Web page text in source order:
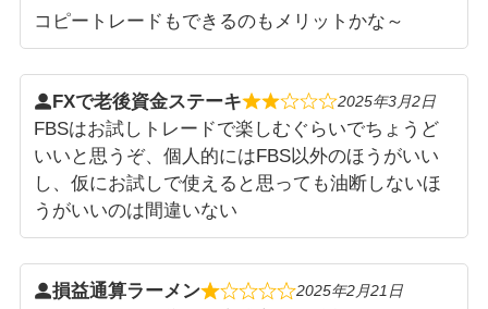
コピートレードもできるのもメリットかな～
2025年3月2日
FBSはお試しトレードで楽しむぐらいでちょうど
いいと思うぞ、個人的にはFBS以外のほうがいい
し、仮にお試しで使えると思っても油断しないほ
うがいいのは間違いない
FXで老後資金ステーキ
2025年2月21日
損益通算ラーメン